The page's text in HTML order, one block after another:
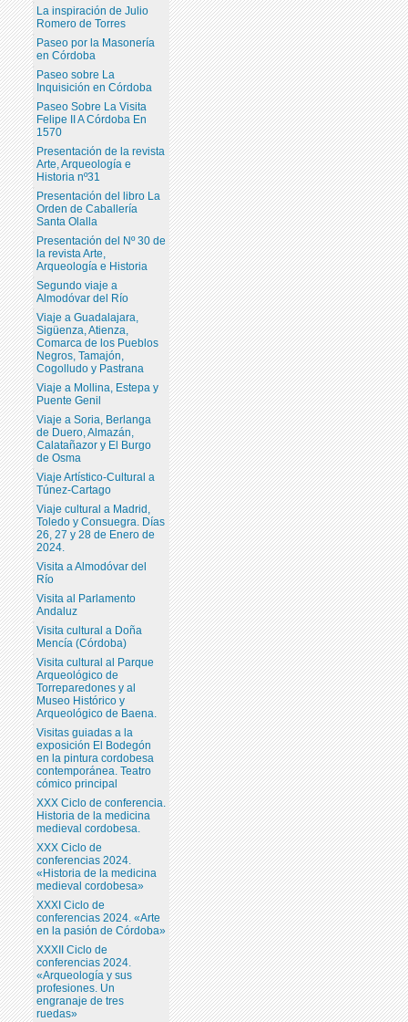
La inspiración de Julio
Romero de Torres
Paseo por la Masonería
en Córdoba
Paseo sobre La
Inquisición en Córdoba
Paseo Sobre La Visita
Felipe II A Córdoba En
1570
Presentación de la revista
Arte, Arqueología e
Historia nº31
Presentación del libro La
Orden de Caballería
Santa Olalla
Presentación del Nº 30 de
la revista Arte,
Arqueología e Historia
Segundo viaje a
Almodóvar del Río
Viaje a Guadalajara,
Sigüenza, Atienza,
Comarca de los Pueblos
Negros, Tamajón,
Cogolludo y Pastrana
Viaje a Mollina, Estepa y
Puente Genil
Viaje a Soria, Berlanga
de Duero, Almazán,
Calatañazor y El Burgo
de Osma
Viaje Artístico-Cultural a
Túnez-Cartago
Viaje cultural a Madrid,
Toledo y Consuegra. Días
26, 27 y 28 de Enero de
2024.
Visita a Almodóvar del
Río
Visita al Parlamento
Andaluz
Visita cultural a Doña
Mencía (Córdoba)
Visita cultural al Parque
Arqueológico de
Torreparedones y al
Museo Histórico y
Arqueológico de Baena.
Visitas guiadas a la
exposición El Bodegón
en la pintura cordobesa
contemporánea. Teatro
cómico principal
XXX Ciclo de conferencia.
Historia de la medicina
medieval cordobesa.
XXX Ciclo de
conferencias 2024.
«Historia de la medicina
medieval cordobesa»
XXXI Ciclo de
conferencias 2024. «Arte
en la pasión de Córdoba»
XXXII Ciclo de
conferencias 2024.
«Arqueología y sus
profesiones. Un
engranaje de tres
ruedas»